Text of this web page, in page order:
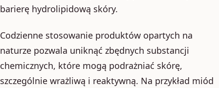
barierę hydrolipidową skóry.
Codzienne stosowanie produktów opartych na
naturze pozwala uniknąć zbędnych substancji
chemicznych, które mogą podrażniać skórę,
szczególnie wrażliwą i reaktywną. Na przykład miód